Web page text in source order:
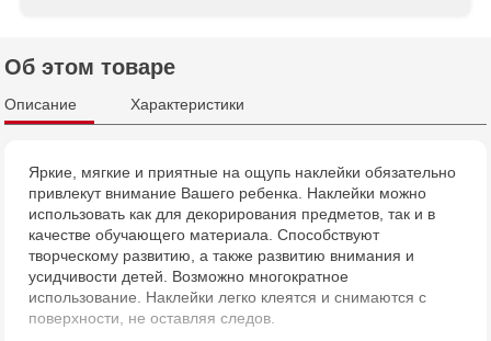
Multistore Centru - bd. Cantemir, 6
Об этом товаре
Описание Характеристики
Яркие, мягкие и приятные на ощупь наклейки обязательно
привлекут внимание Вашего ребенка. Наклейки можно
использовать как для декорирования предметов, так и в
качестве обучающего материала. Способствуют
творческому развитию, а также развитию внимания и
усидчивости детей. Возможно многократное
использование. Наклейки легко клеятся и снимаются с
поверхности, не оставляя следов.